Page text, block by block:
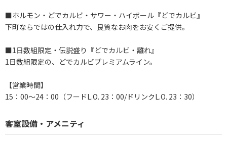
■ホルモン・どでカルビ・サワー・ハイボール『どでカルビ』
下町ならではの仕入れ力で、良質なお肉をお安くご提供。
■1日数組限定・伝説盛り『どでカルビ・離れ』
1日数組限定の、どでカルビプレミアムライン。
【営業時間】
15：00～24：00（フードL.O. 23：00/ドリンクL.O. 23：30）
客室設備・アメニティ